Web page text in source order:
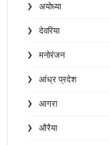
अयोध्या
देवरिया
मनोरंजन
आंध्र प्रदेश
आगरा
औरैया